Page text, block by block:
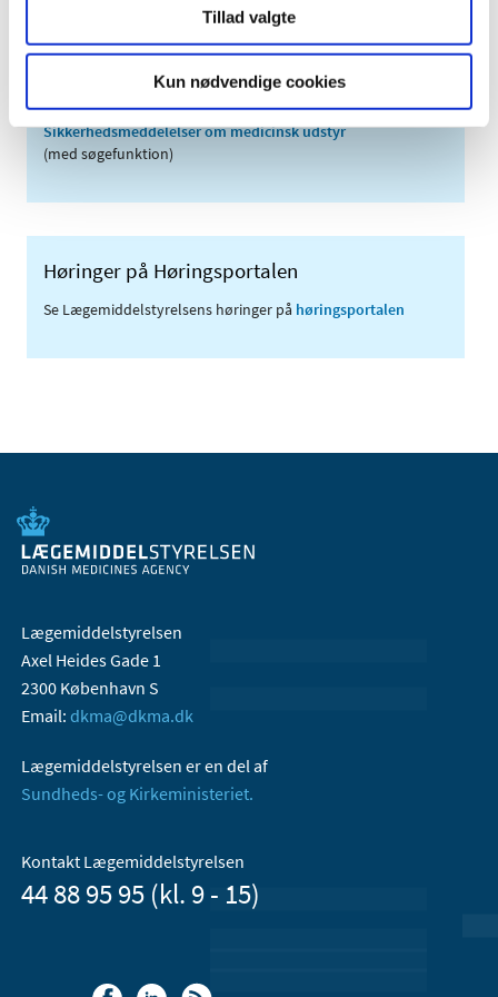
Tillad valgte
Kun nødvendige cookies
Meddelelser om forsyning af medicin til mennesker og dyr
(med søgefunktion)
Sikkerhedsmeddelelser om medicinsk udstyr
(med søgefunktion)
Høringer på Høringsportalen
Se Lægemiddelstyrelsens høringer på høringsportalen
Lægemiddelstyrelsen
Axel Heides Gade 1
2300 København S
Email: dkma@dkma.dk
Lægemiddelstyrelsen er en del af
Sundheds- og Kirkeministeriet.
Kontakt Lægemiddelstyrelsen
44 88 95 95 (kl. 9 - 15)